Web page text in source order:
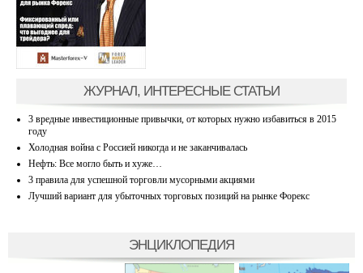
ЖУРНАЛ, ИНТЕРЕСНЫЕ СТАТЬИ
3 вредные инвестиционные привычки, от которых нужно избавиться в 2015
году
Холодная война с Россией никогда и не заканчивалась
Нефть: Все могло быть и хуже…
3 правила для успешной торговли мусорными акциями
Лучший вариант для убыточных торговых позиций на рынке Форекс
ЭНЦИКЛОПЕДИЯ